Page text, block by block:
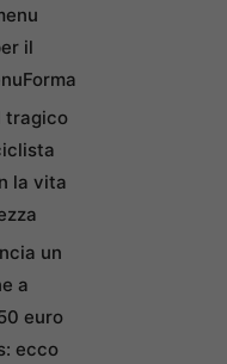
il
tragico
la vita
un
a
euro
ecco